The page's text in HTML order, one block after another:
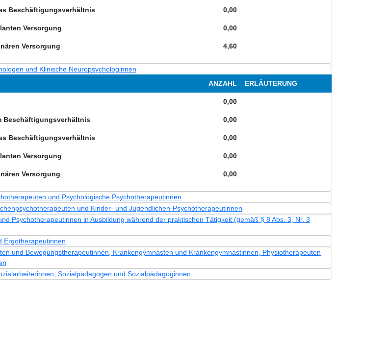
Beschäftigungsverhältnis 0,00
Versorgung 0,00
Versorgung 4,60
und Klinische Neuropsychologinnen
ANZAHL ERLÄUTERUNG
0,00
Beschäftigungsverhältnis 0,00
Beschäftigungsverhältnis 0,00
Versorgung 0,00
Versorgung 0,00
und Psychologische Psychotherapeutinnen
und Kinder- und Jugendlichen-Psychotherapeutinnen
Psychotherapeutinnen in Ausbildung während der praktischen Tätigkeit (gemäß § 8 Abs. 3, Nr. 3
Ergotherapeutinnen
und Bewegungstherapeutinnen, Krankengymnasten und Krankengymnastinnen, Physiotherapeuten
Sozialpädagogen und Sozialpädagoginnen